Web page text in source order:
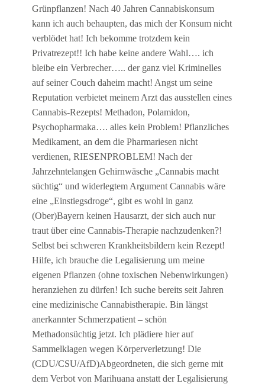
Grünpflanzen! Nach 40 Jahren Cannabiskonsum
kann ich auch behaupten, das mich der Konsum nicht
verblödet hat! Ich bekomme trotzdem kein
Privatrezept!! Ich habe keine andere Wahl…. ich
bleibe ein Verbrecher….. der ganz viel Kriminelles
auf seiner Couch daheim macht! Angst um seine
Reputation verbietet meinem Arzt das ausstellen eines
Cannabis-Rezepts! Methadon, Polamidon,
Psychopharmaka…. alles kein Problem! Pflanzliches
Medikament, an dem die Pharmariesen nicht
verdienen, RIESENPROBLEM! Nach der
Jahrzehntelangen Gehirnwäsche „Cannabis macht
süchtig“ und widerlegtem Argument Cannabis wäre
eine „Einstiegsdroge“, gibt es wohl in ganz
(Ober)Bayern keinen Hausarzt, der sich auch nur
traut über eine Cannabis-Therapie nachzudenken?!
Selbst bei schweren Krankheitsbildern kein Rezept!
Hilfe, ich brauche die Legalisierung um meine
eigenen Pflanzen (ohne toxischen Nebenwirkungen)
heranziehen zu dürfen! Ich suche bereits seit Jahren
eine medizinische Cannabistherapie. Bin längst
anerkannter Schmerzpatient – schön
Methadonsüchtig jetzt. Ich plädiere hier auf
Sammelklagen wegen Körperverletzung! Die
(CDU/CSU/AfD)Abgeordneten, die sich gerne mit
dem Verbot von Marihuana anstatt der Legalisierung